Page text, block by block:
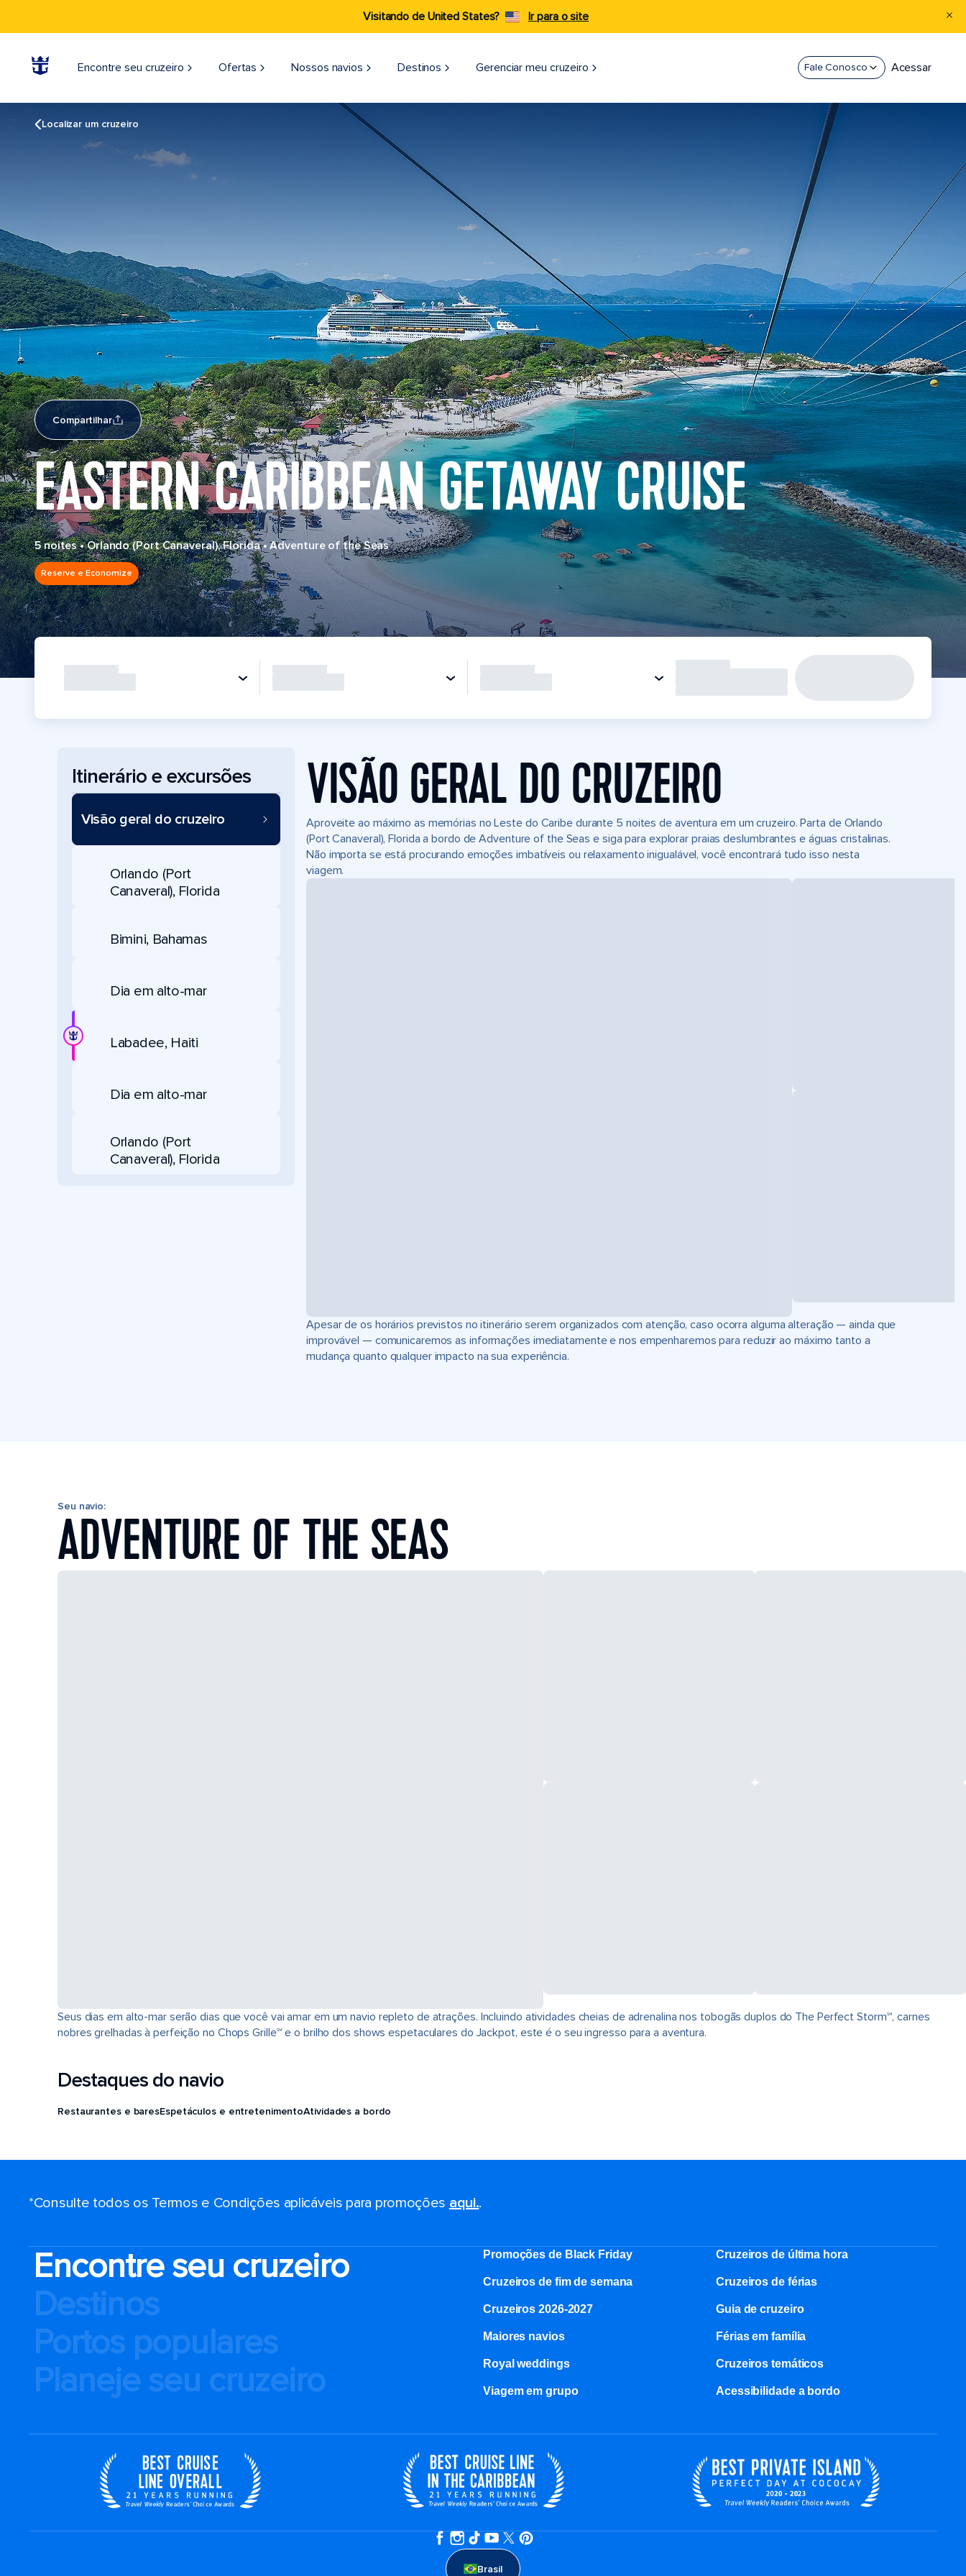
Visitando de United States? Ir para o site
Encontre seu cruzeiro Ofertas Nossos navios Destinos Gerenciar meu cruzeiro Fale Conosco Acessar
Localizar um cruzeiro
Compartilhar
EASTERN CARIBBEAN GETAWAY CRUISE
5 noites•Orlando (Port Canaveral), Florida•Adventure of the Seas
Reserve e Economize
Itinerário e excursões
Visão geral do cruzeiro
Orlando (Port
Canaveral), Florida
Bimini, Bahamas
Dia em alto-mar
Labadee, Haiti
Dia em alto-mar
Orlando (Port
Canaveral), Florida
VISÃO GERAL DO CRUZEIRO
Aproveite ao máximo as memórias no Leste do Caribe durante 5 noites de aventura em um cruzeiro. Parta de Orlando
(Port Canaveral), Florida a bordo de Adventure of the Seas e siga para explorar praias deslumbrantes e águas cristalinas.
Não importa se está procurando emoções imbatíveis ou relaxamento inigualável, você encontrará tudo isso nesta
viagem.
Apesar de os horários previstos no itinerário serem organizados com atenção, caso ocorra alguma alteração — ainda que
improvável — comunicaremos as informações imediatamente e nos empenharemos para reduzir ao máximo tanto a
mudança quanto qualquer impacto na sua experiência.
Seu navio:
ADVENTURE OF THE SEAS
Seus dias em alto-mar serão dias que você vai amar em um navio repleto de atrações. Incluindo atividades cheias de adrenalina nos tobogãs duplos do The Perfect Storm℠, carnes
nobres grelhadas à perfeição no Chops Grille℠ e o brilho dos shows espetaculares do Jackpot, este é o seu ingresso para a aventura.
Destaques do navio
Restaurantes e baresEspetáculos e entretenimentoAtividades a bordo
*Consulte todos os Termos e Condições aplicáveis ​​para promoções aqui..
Encontre seu cruzeiro
Destinos
Portos populares
Planeje seu cruzeiro
Promoções de Black Friday Cruzeiros de última hora
Cruzeiros de fim de semana Cruzeiros de férias
Cruzeiros 2026-2027 Guia de cruzeiro
Maiores navios Férias em família
Royal weddings Cruzeiros temáticos
Viagem em grupo Acessibilidade a bordo
Brasil